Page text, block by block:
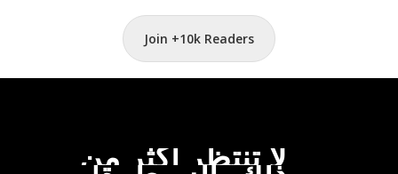
Join +10k Readers
لاتنتظر أكثر من